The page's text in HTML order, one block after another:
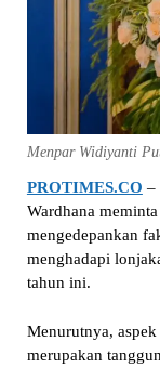
Menpar Widiyanti
PROTIMES.CO –
Wardhana
mengedepankan
menghadapi
tahun ini.
Menurutnya,
merupakan